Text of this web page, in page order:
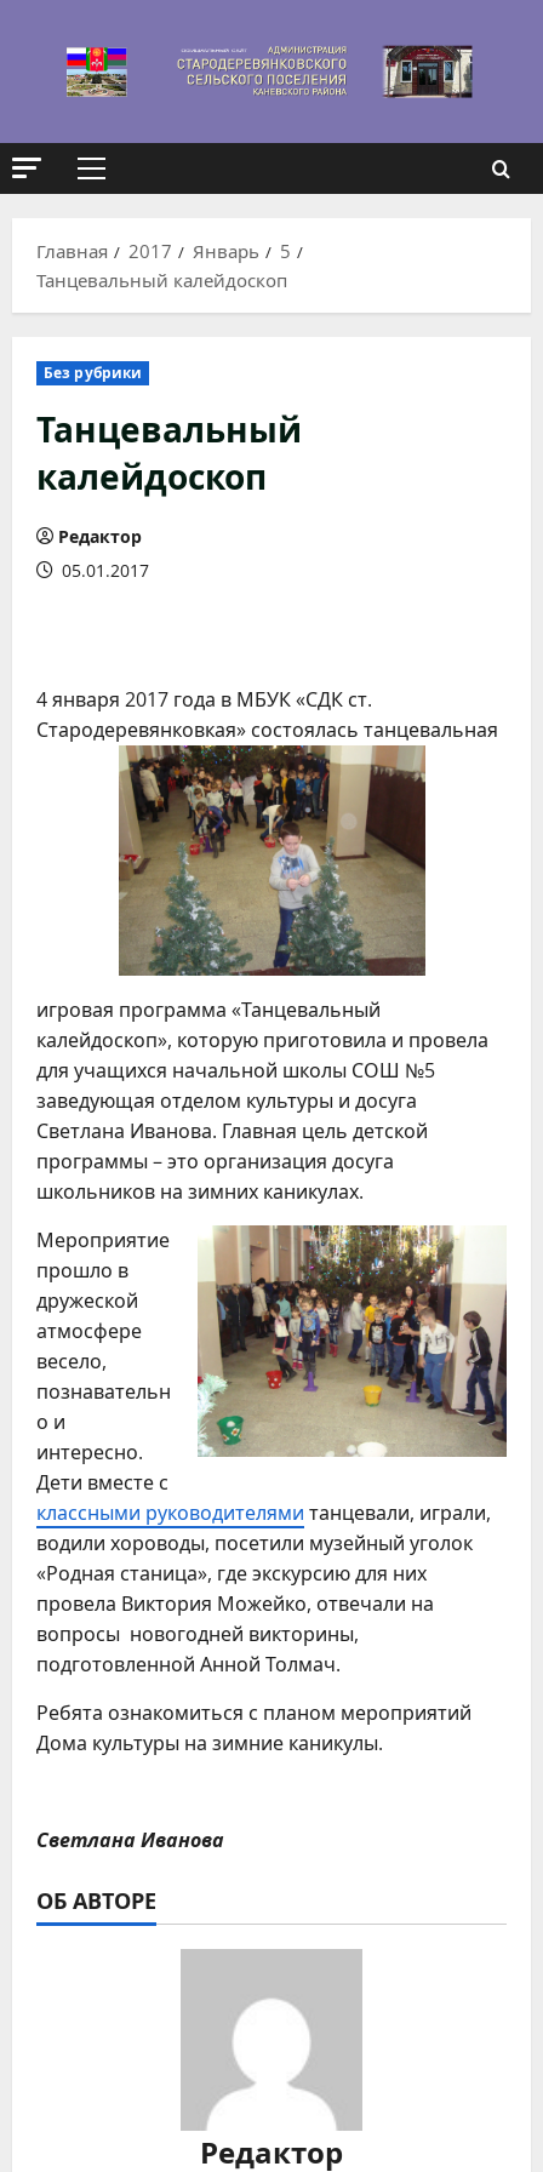
содержимому
Основное
Главная
2017 Январь
5
Танцевальный калейдоскоп
Без рубрики
Танцевальный
калейдоскоп
Редактор
05.01.2017
4 января 2017 года в МБУК «СДК ст.
Стародеревянковкая» состоялась танцевальная
игровая программа «Танцевальный
калейдоскоп», которую приготовила и провела
для учащихся начальной школы СОШ №5
заведующая отделом культуры и досуга
Светлана Иванова. Главная цель детской
программы – это организация досуга
школьников на зимних каникулах.
Мероприятие
прошло в
дружеской
атмосфере
весело,
познавательн
о и
интересно.
Дети вместе с
классными руководителями танцевали, играли,
водили хороводы, посетили музейный уголок
«Родная станица», где экскурсию для них
провела Виктория Можейко, отвечали на
вопросы новогодней викторины,
подготовленной Анной Толмач.
Ребята ознакомиться с планом мероприятий
Дома культуры на зимние каникулы.
Светлана Иванова
ОБ АВТОРЕ
Редактор